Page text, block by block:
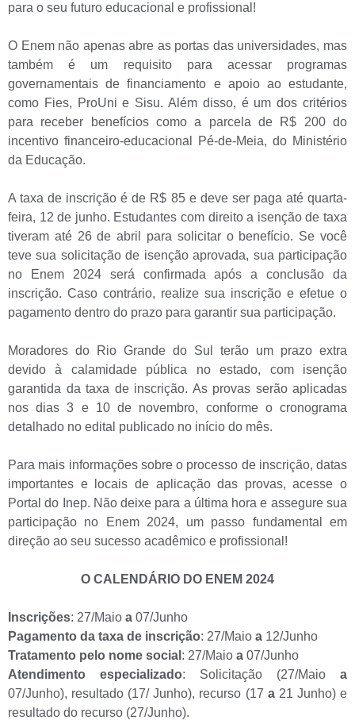
para o seu futuro educacional e profissional!
O Enem não apenas abre as portas das universidades, mas
também é um requisito para acessar programas
governamentais de financiamento e apoio ao estudante,
como Fies, ProUni e Sisu. Além disso, é um dos critérios
para receber benefícios como a parcela de R$ 200 do
incentivo financeiro-educacional Pé-de-Meia, do Ministério
da Educação.
A taxa de inscrição é de R$ 85 e deve ser paga até quarta-
feira, 12 de junho. Estudantes com direito a isenção de taxa
tiveram até 26 de abril para solicitar o benefício. Se você
teve sua solicitação de isenção aprovada, sua participação
no Enem 2024 será confirmada após a conclusão da
inscrição. Caso contrário, realize sua inscrição e efetue o
pagamento dentro do prazo para garantir sua participação.
Moradores do Rio Grande do Sul terão um prazo extra
devido à calamidade pública no estado, com isenção
garantida da taxa de inscrição. As provas serão aplicadas
nos dias 3 e 10 de novembro, conforme o cronograma
detalhado no edital publicado no início do mês.
Para mais informações sobre o processo de inscrição, datas
importantes e locais de aplicação das provas, acesse o
Portal do Inep. Não deixe para a última hora e assegure sua
participação no Enem 2024, um passo fundamental em
direção ao seu sucesso acadêmico e profissional!
O CALENDÁRIO DO ENEM 2024
Inscrições: 27/Maio a 07/Junho
Pagamento da taxa de inscrição: 27/Maio a 12/Junho
Tratamento pelo nome social : 27/Maio a 07/Junho
Atendimento especializado: Solicitação (27/Maio a
07/Junho), resultado (17/ Junho), recurso (17 a21 Junho) e
resultado do recurso (27/Junho).